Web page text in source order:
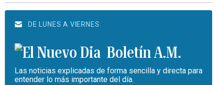
DE LUNES A VIERNES
Boletín A.M.
Las noticias explicadas de forma sencilla y directa para
entender lo más importante del día.